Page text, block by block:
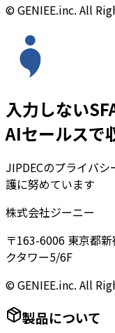
© GENIEE.inc. All
入力しない
AIセールスで
JIPDECのプライバ
護に努めています
株式会社ジーニー
〒163-6006 東京都
クタワー5/6F
© GENIEE.inc. All
製品について